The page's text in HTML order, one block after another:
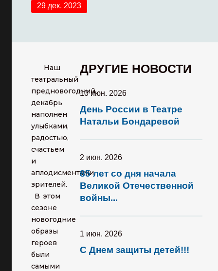
29 дек. 2023
Наш
театральный
предновогодний
декабрь
наполнен
улыбками,
радостью,
счастьем
и
аплодисментами
зрителей.
В этом
сезоне
новогодние
образы
героев
были
самыми
ДРУГИЕ НОВОСТИ
10 июн. 2026
День России в Театре
Натальи Бондаревой
2 июн. 2026
85 лет со дня начала
Великой Отечественной
войны...
1 июн. 2026
С Днем защиты детей!!!